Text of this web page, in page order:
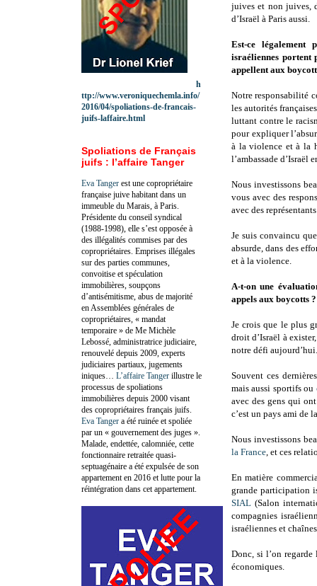
juives et non juives,
d’Israël à Paris aussi.
Est-ce légalement
israéliennes portent
appellent aux
Notre responsabilité
les autorités
luttant contre le
pour expliquer
à la violence et à la
l’ambassade d’Israël
Nous investissons
vous avec des
avec des
Je suis convaincu
absurde, dans des
et à la violence.
A-t-on une
appels aux boycotts ?
Je crois que le plus
droit d’Israël à
notre défi
Souvent ces
mais aussi sportifs ou
avec des gens qui
c’est un pays ami de
Nous investissons
la France, et ces
En matière
grande participation
SIAL (Salon
compagnies
israéliennes et
Donc, si l’on
économiques.
h
ttp://www.veroniquechemla.info/
2016/04/spoliations-de-francais-
juifs-laffaire.html
Spoliations de Français
juifs : l’affaire Tanger
Eva Tanger est une copropriétaire
française juive habitant dans un
immeuble du Marais, à Paris.
Présidente du conseil syndical
(1988-1998), elle s’est opposée à
des illégalités commises par des
copropriétaires. Emprises illégales
sur des parties communes,
convoitise et spéculation
immobilières, soupçons
d’antisémitisme, abus de majorité
en Assemblées générales de
copropriétaires, « mandat
temporaire » de Me Michèle
Lebossé, administratrice judiciaire,
renouvelé depuis 2009, experts
judiciaires partiaux, jugements
iniques… L’affaire Tanger illustre le
processus de spoliations
immobilières depuis 2000 visant
des copropriétaires français juifs.
Eva Tanger a été ruinée et spoliée
par un « gouvernement des juges ».
Malade, endettée, calomniée, cette
fonctionnaire retraitée quasi-
septuagénaire a été expulsée de son
appartement en 2016 et lutte pour la
réintégration dans cet appartement.